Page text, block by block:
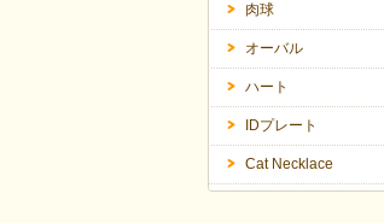
肉球
オーバル
ハート
IDプレート
Cat Necklace